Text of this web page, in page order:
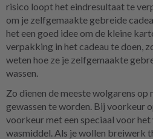
risico loopt het eindresultaat te
om je zelfgemaakte gebreide
het een goed idee om de kleine
verpakking in het cadeau te doen,
weten hoe ze je zelfgemaakte
wassen.
Zo dienen de meeste wolgarens op
gewassen te worden. Bij voorkeur
voorkeur met een speciaal voor
wasmiddel. Als je wollen breiwerk